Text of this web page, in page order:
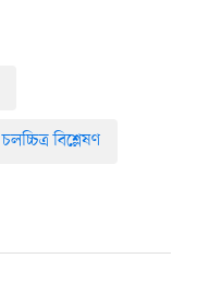
চলচ্চিত্র বিশ্লেষণ